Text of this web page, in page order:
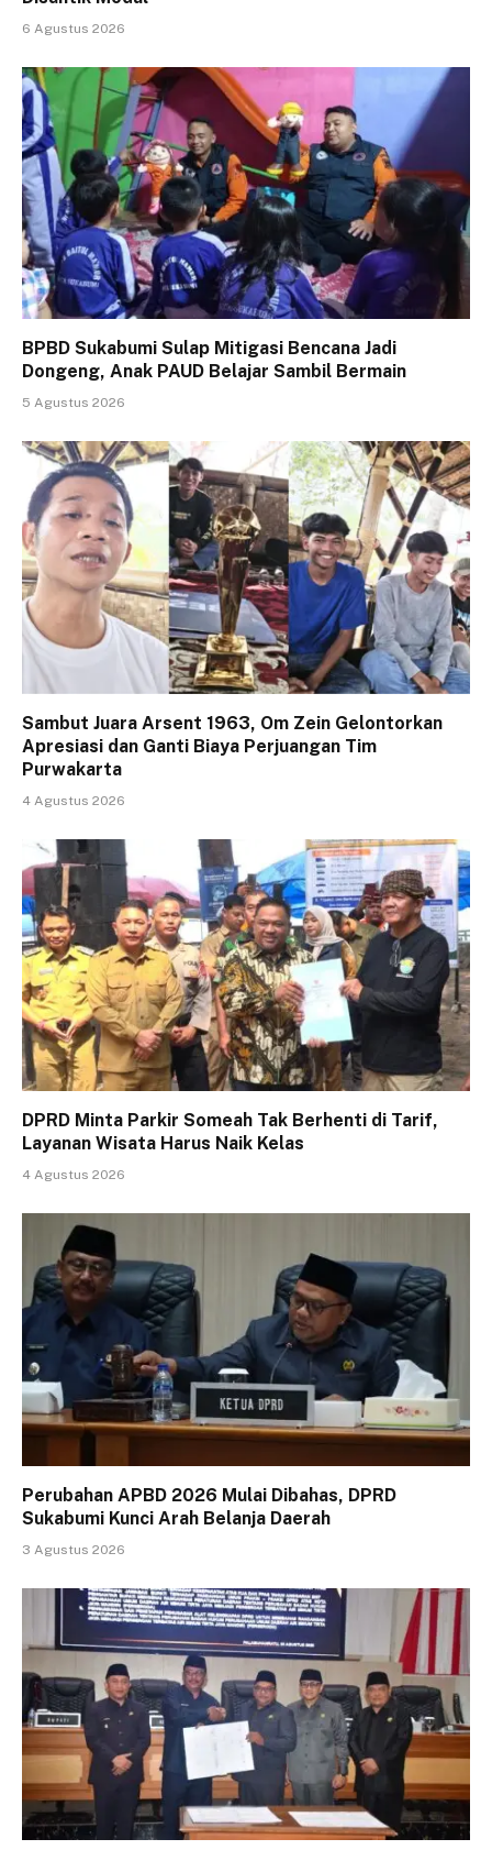
6 Agustus 2026
BPBD Sukabumi Sulap Mitigasi Bencana Jadi
Dongeng, Anak PAUD Belajar Sambil Bermain
5 Agustus 2026
Sambut Juara Arsent 1963, Om Zein Gelontorkan
Apresiasi dan Ganti Biaya Perjuangan Tim
Purwakarta
4 Agustus 2026
DPRD Minta Parkir Someah Tak Berhenti di Tarif,
Layanan Wisata Harus Naik Kelas
4 Agustus 2026
Perubahan APBD 2026 Mulai Dibahas, DPRD
Sukabumi Kunci Arah Belanja Daerah
3 Agustus 2026